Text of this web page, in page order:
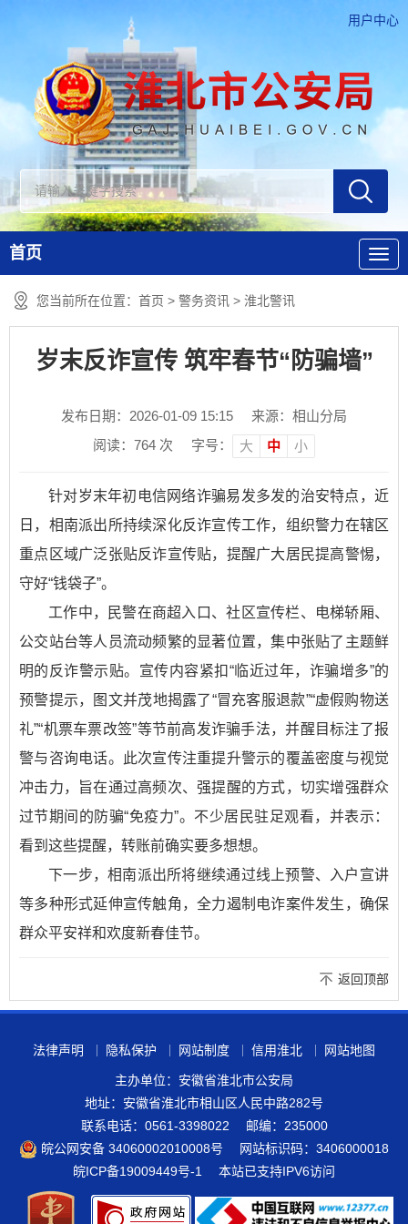
用户中心
首页
您当前所在位置： 首页 > 警务资讯 > 淮北警讯
岁末反诈宣传 筑牢春节“防骗墙”
发布日期：2026-01-09 15:15
来源：相山分局
阅读： 764 次 字号： 大 中 小
针对岁末年初电信网络诈骗易发多发的治安特点，近
日，相南派出所持续深化反诈宣传工作，组织警力在辖区
重点区域广泛张贴反诈宣传贴，提醒广大居民提高警惕，
守好“钱袋子”。
工作中，民警在商超入口、社区宣传栏、电梯轿厢、
公交站台等人员流动频繁的显著位置，集中张贴了主题鲜
明的反诈警示贴。宣传内容紧扣“临近过年，诈骗增多”的
预警提示，图文并茂地揭露了“冒充客服退款”“虚假购物送
礼”“机票车票改签”等节前高发诈骗手法，并醒目标注了报
警与咨询电话。此次宣传注重提升警示的覆盖密度与视觉
冲击力，旨在通过高频次、强提醒的方式，切实增强群众
过节期间的防骗“免疫力”。不少居民驻足观看，并表示：
看到这些提醒，转账前确实要多想想。
下一步，相南派出所将继续通过线上预警、入户宣讲
等多种形式延伸宣传触角，全力遏制电诈案件发生，确保
群众平安祥和欢度新春佳节。
返回顶部
法律声明 隐私保护 网站制度 信用淮北 网站地图
主办单位：安徽省淮北市公安局
地址：安徽省淮北市相山区人民中路282号
联系电话：0561-3398022
邮编：235000
皖公网安备 34060002010008号
网站标识码：3406000018
皖ICP备19009449号-1
本站已支持IPV6访问